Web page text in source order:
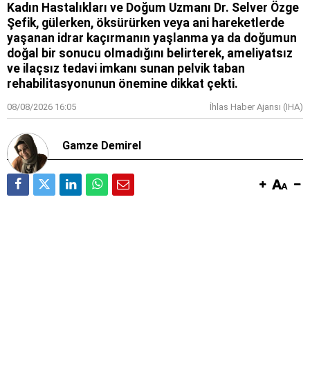
Kadın Hastalıkları ve Doğum Uzmanı Dr. Selver Özge
Şefik, gülerken, öksürürken veya ani hareketlerde
yaşanan idrar kaçırmanın yaşlanma ya da doğumun
doğal bir sonucu olmadığını belirterek, ameliyatsız
ve ilaçsız tedavi imkanı sunan pelvik taban
rehabilitasyonunun önemine dikkat çekti.
08/08/2026 16:05 İhlas Haber Ajansı (IHA)
Gamze Demirel